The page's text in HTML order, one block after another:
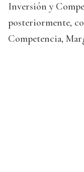
Inversión y
posteriormente,
Competencia,